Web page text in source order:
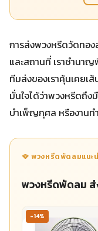
การส่งพวงหรีดวัดทอง
และสถานที่ เราชำนา
ทีมส่งของเราคุ้นเคยเ
มั่นใจได้ว่าพวงหรีดถึง
บำเพ็ญกุศล หรืองาน
🪭 พวงหรีดพัดลมแนะ
พวงหรีดพัดลม ส่
-14%